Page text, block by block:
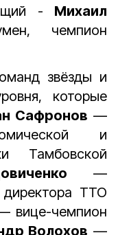
- Михаил
чемпион
звёзды и
которые
Сафронов —
и
Тамбовской
—
директора ТТО
вице-чемпион
Волохов —